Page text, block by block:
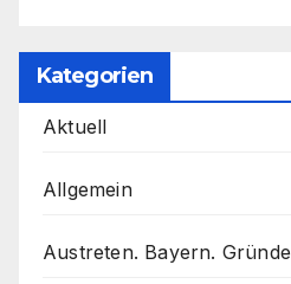
Kategorien
Aktuell
Allgemein
Austreten. Bayern. Gründe